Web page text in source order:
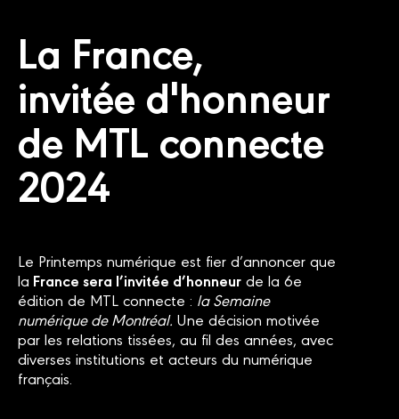
La France,
invitée d'honneur
de MTL connecte
2024
Le Printemps numérique est fier d’annoncer que
la France sera l’invitée d’honneur de la 6e
édition de MTL connecte : la Semaine
numérique de Montréal. Une décision motivée
par les relations tissées, au fil des années, avec
diverses institutions et acteurs du numérique
français.